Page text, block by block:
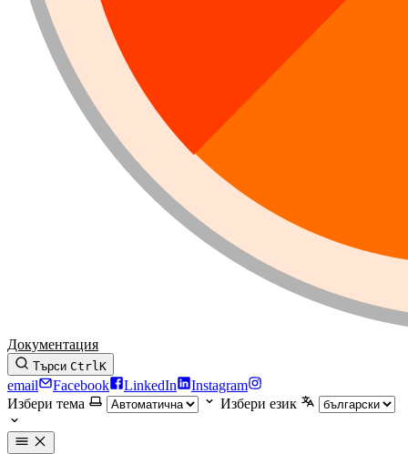
Документация
Търси CtrlK
email Facebook LinkedIn
Instagram
Избери тема
Избери език